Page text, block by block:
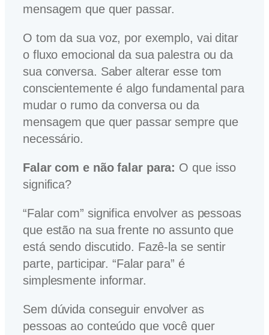
mensagem que quer passar.
O tom da sua voz, por exemplo, vai ditar
o fluxo emocional da sua palestra ou da
sua conversa. Saber alterar esse tom
conscientemente é algo fundamental para
mudar o rumo da conversa ou da
mensagem que quer passar sempre que
necessário.
Falar com e não falar para: O que isso
significa?
“Falar com” significa envolver as pessoas
que estão na sua frente no assunto que
está sendo discutido. Fazê-la se sentir
parte, participar. “Falar para” é
simplesmente informar.
Sem dúvida conseguir envolver as
pessoas ao conteúdo que você quer